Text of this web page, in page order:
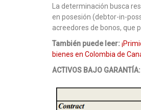
La determinación busca
en posesión (debtor-in-
acreedores de bonos, que
También puede leer:
bienes en Colombia de
ACTIVOS BAJO GARANTÍA: